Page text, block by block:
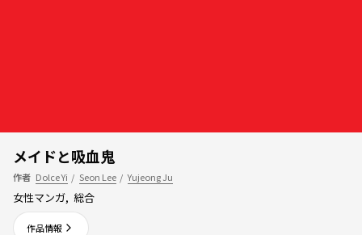
メイドと吸血鬼
作者 Dolce Yi / Seon Lee / Yujeong Ju
女性マンガ, 総合
作品情報